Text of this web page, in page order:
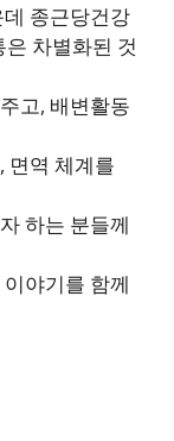
종근당건강
차별화된 것
고, 배변활동
면역 체계를
하는 분들께
야기를 함께